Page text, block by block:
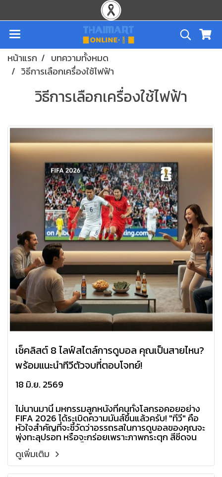
หน้าแรก
บทความทั้งหมด
วิธีการเลือกเครื่องใช้ไฟฟ้า
วิธีการเลือกเครื่องใช้ไฟฟ้า
เช็คลิสต์ 8 ไลฟ์สไตล์การดูบอล คุณเป็นสายไหน?
พร้อมแนะนำทีวีตัวจบที่ตอบโจทย์!
18 มิ.ย. 2569
ไม่นานมานี้ มหกรรมลูกหนังที่คนทั้งโลกรอคอยอย่าง
FIFA 2026 ได้ระเบิดความมันส์ขึ้นแล้วครับ! "ทีวี" คือ
หัวใจสำคัญที่จะชี้วัดว่าอรรถรสในการดูบอลของคุณจะ
พุ่งทะลุปรอท หรือจะกร่อยเพราะภาพกระตุก สีซีดจน
แยกไม่ออกว่าใครเป็นใคร
ดูเพิ่มเติม